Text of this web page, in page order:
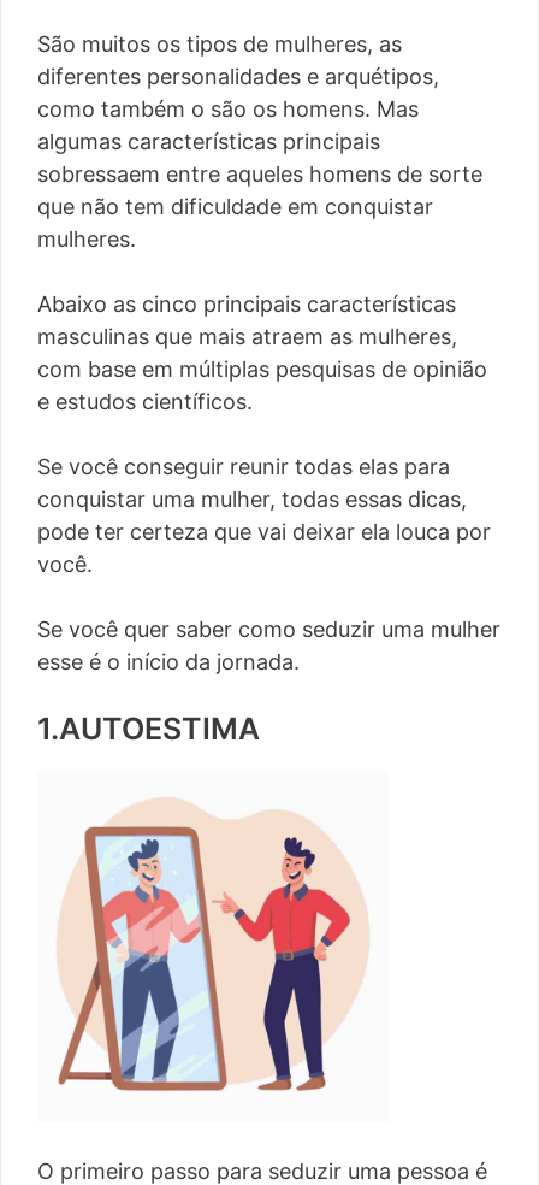
São muitos os tipos de mulheres, as
diferentes personalidades e arquétipos,
como também o são os homens. Mas
algumas características principais
sobressaem entre aqueles homens de sorte
que não tem dificuldade em conquistar
mulheres.
Abaixo as cinco principais características
masculinas que mais atraem as mulheres,
com base em múltiplas pesquisas de opinião
e estudos científicos.
Se você conseguir reunir todas elas para
conquistar uma mulher, todas essas dicas,
pode ter certeza que vai deixar ela louca por
você.
Se você quer saber como seduzir uma mulher
esse é o início da jornada.
1.AUTOESTIMA
O primeiro passo para seduzir uma pessoa é